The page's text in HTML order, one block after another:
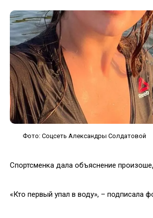
Фото: Соцсеть Александры Солдатовой
Спортсменка дала объяснение
«Кто первый упал в воду», – подписала